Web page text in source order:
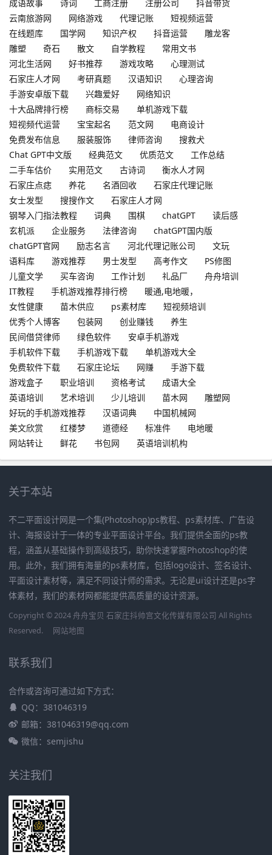
成语故事
诗词 工商注册 注册公司
抖音带货
云南旅游网
网络游戏 代理记账
短视频运营
在线题库
国学网 知识产权 抖音运营
雕龙客
雕塑
奇石 散文 自学教程
常用文书
河北生活网
好书推荐 游戏攻略
心理测试
石家庄人才网
考研真题 汉语知识
心理咨询
手游安卓版下载
兴趣爱好
网络知识
十大品牌排行榜
商标交易
单机游戏下载
短视频代运营
宝宝起名 范文网
电商设计
免费发布信息
服装服饰 律师咨询
搜救犬
Chat GPT中文版
经典范文 优质范文
工作总结
二手车估价
实用范文 古诗词
衡水人才网
石家庄点痣
养花 名酒回收
石家庄代理记账
女士发型
搜搜作文
石家庄人才网
钢琴入门指法教程
词典 围棋 chatGPT
读后感
玄机派
企业服务 法律咨询
chatGPT国内版
chatGPT官网
励志名言 河北代理记账公司
文玩
语料库
游戏推荐 男士发型 高考作文
PS修图
儿童文学
买车咨询 工作计划 礼品厂
舟舟培训
IT教程
手机游戏推荐排行榜
暖通,电地暖，
女性健康
苗木供应 ps素材库
短视频培训
优秀个人博客
包装网 创业赚钱
养生
民间借贷律师
绿色软件
安卓手机游戏
手机软件下载
手机游戏下载
单机游戏大全
免费软件下载
石家庄论坛 网赚
手游下载
游戏盒子
职业培训 资格考试
成语大全
英语培训
艺术培训 少儿培训 苗木网
雕塑网
好玩的手机游戏推荐
汉语词典
中国机械网
美文欣赏
红楼梦 道德经 标准件
电地暖
网站转让
鲜花 书包网 英语培训机构
关于本站
不二平面设计网是一个集(Photoshop)ps教程、ps素材库、广告设
计、海报设计于一体的专业平面设计平台。我们提供全面的ps教
程，涵盖从基础操作到高级技巧，助你快速掌握Photoshop的使
用。此外，我们拥有海量的ps素材库，包括logo设计、签名设计、
平面设计素材等，满足不同设计师的需求。无论是ui设计还是ps字
体素材，我们的素材网都能提供高质量的设计资源。
Copyright © 2024 舟舟宝贝 石家庄抖帅宫文化传媒有限公司 All Rights
Reserved.
网站地图
联系我们
合作或咨询可通过如下方式：
QQ：381046319
邮箱：381046319@qq.com
微信：semjishu
关注我们